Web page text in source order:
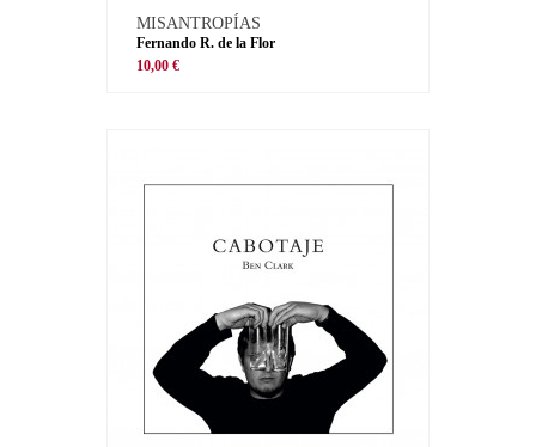
MISANTROPÍAS
Fernando R. de la Flor
10,00 €